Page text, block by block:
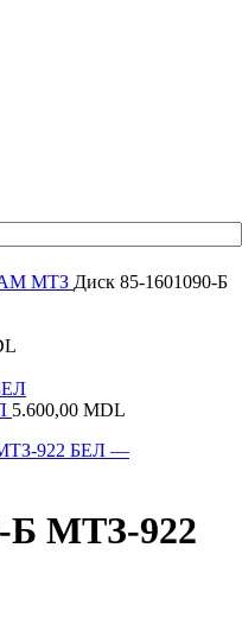
МТЗ Диск 85-1601090-Б
5.600,00 MDL
Б МТЗ-922